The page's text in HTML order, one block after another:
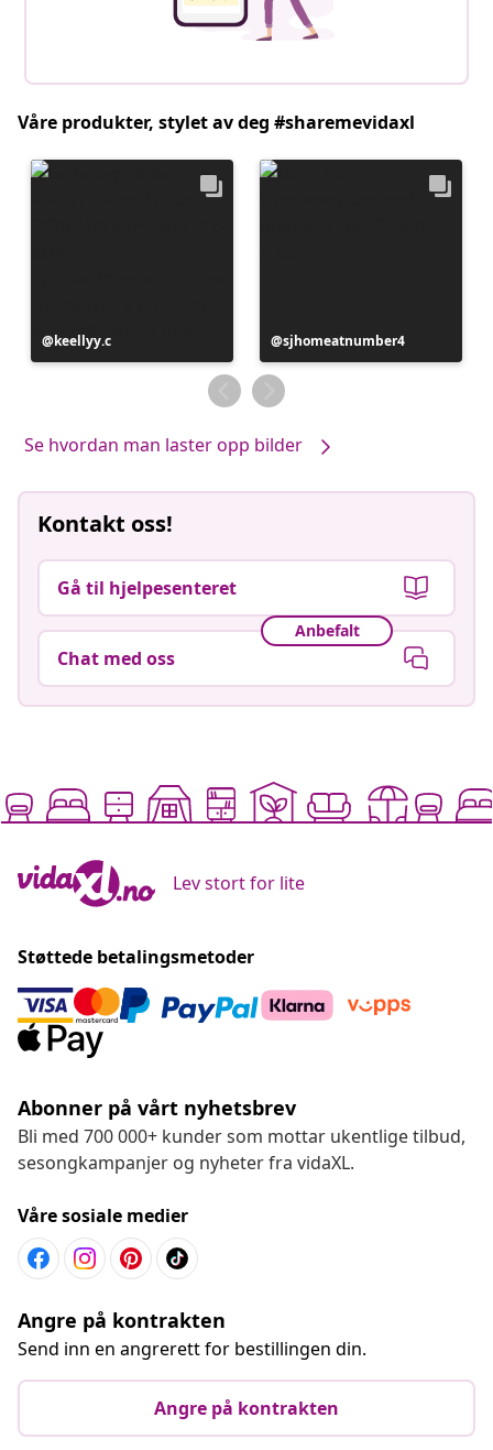
Våre produkter, stylet av deg #sharemevidaxl
Innlegg
publisert
keellyy.c
Innlegg
publisert
av
sjhomeatnumber4
Se hvordan man laster opp bilder
Kontakt oss!
Gå til hjelpesenteret
Anbefalt
Chat med oss
Lev stort for lite
Støttede betalingsmetoder
Abonner på vårt nyhetsbrev
Bli med 700 000+ kunder som mottar ukentlige tilbud,
sesongkampanjer og nyheter fra vidaXL.
Våre sosiale medier
Angre på kontrakten
Send inn en angrerett for bestillingen din.
Angre på kontrakten